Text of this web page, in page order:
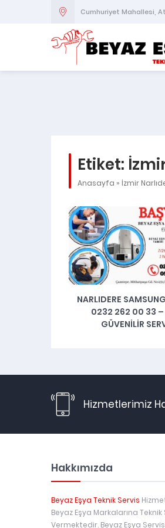
Cumhuriyet Mahallesi,
Etiket:
Anasayfa » İzmir
NARLIDERE
0232 262 00 33 –
GÜVENILIR
Hizmetlerimiz
Hakkımızda
Beyaz Eşya Teknik Servis
Beyaz Eşya Markalarına
Vermektedir. Beyaz Eşya